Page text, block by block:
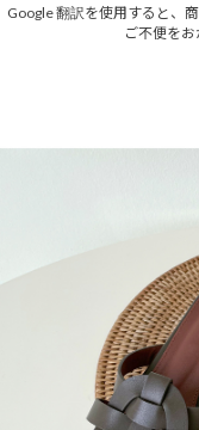
Google 翻訳を使用すると、
ご不便を